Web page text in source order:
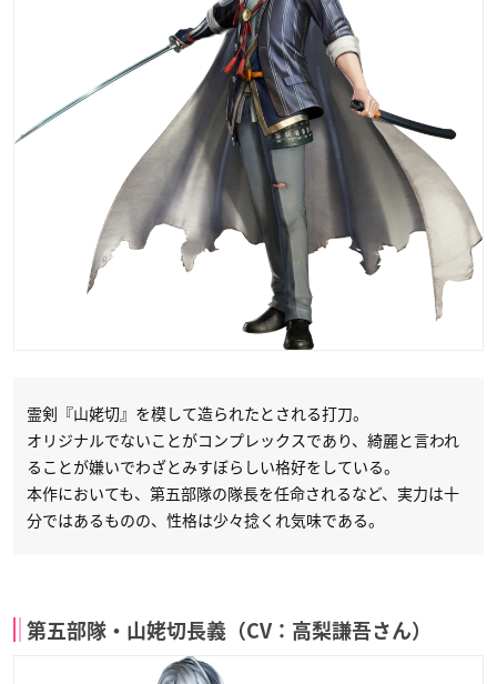
霊剣『山姥切』を模して造られたとされる打刀。
オリジナルでないことがコンプレックスであり、綺麗と言われ
ることが嫌いでわざとみすぼらしい格好をしている。
本作においても、第五部隊の隊長を任命されるなど、実力は十
分ではあるものの、性格は少々捻くれ気味である。
第五部隊・山姥切長義（CV：高梨謙吾さん）